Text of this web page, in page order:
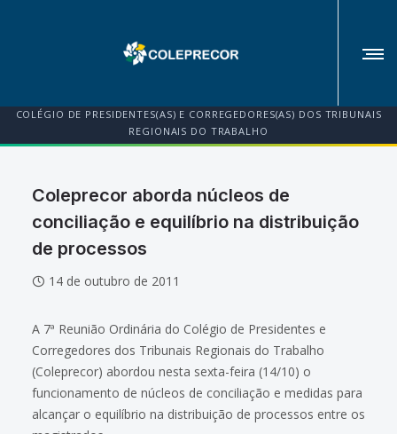
COLÉGIO DE PRESIDENTES(AS) E CORREGEDORES(AS) DOS TRIBUNAIS
REGIONAIS DO TRABALHO
Coleprecor aborda núcleos de
conciliação e equilíbrio na distribuição
de processos
14 de outubro de 2011
A 7ª Reunião Ordinária do Colégio de Presidentes e
Corregedores dos Tribunais Regionais do Trabalho
(Coleprecor) abordou nesta sexta-feira (14/10) o
funcionamento de núcleos de conciliação e medidas para
alcançar o equilíbrio na distribuição de processos entre os